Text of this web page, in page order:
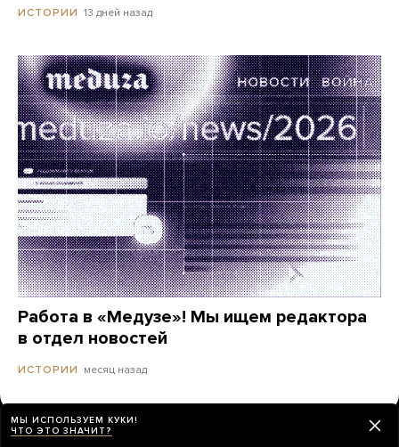
ИСТОРИИ 13 дней назад
Работа в «Медузе»! Мы ищем редактора
в отдел новостей
ИСТОРИИ месяц назад
МЫ ИСПОЛЬЗУЕМ КУКИ!
ЧТО ЭТО ЗНАЧИТ?